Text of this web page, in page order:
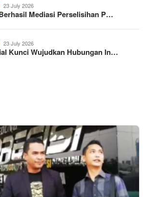
23 July 2026
Mediasi Perselisihan P…
23 July 2026
Kunci Wujudkan Hubungan In…